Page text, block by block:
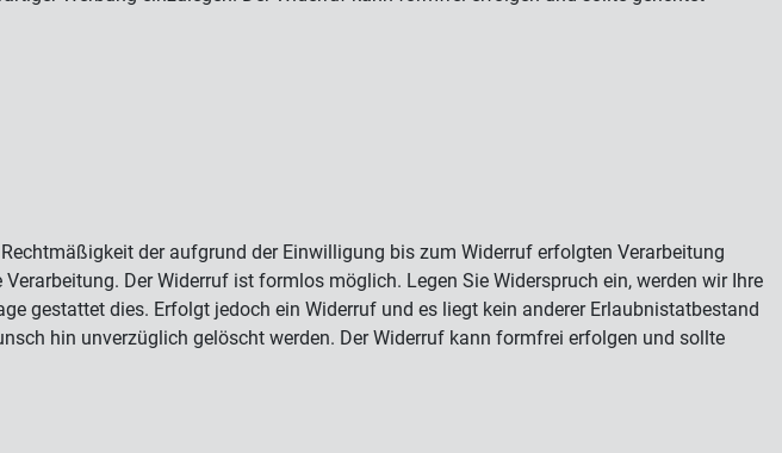
der aufgrund der Einwilligung bis zum Widerruf erfolgten Verarbeitung
Der Widerruf ist formlos möglich. Legen Sie Widerspruch ein, werden wir Ihre
gestattet dies. Erfolgt jedoch ein Widerruf und es liegt kein anderer Erlaubnistatbestand
hin unverzüglich gelöscht werden. Der Widerruf kann formfrei erfolgen und sollte